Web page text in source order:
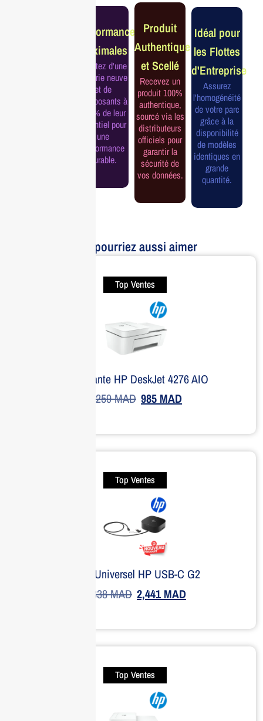
Performance
Maximales
Profitez d'une
batterie neuve
et de
composants à
100% de leur
potentiel pour
une
performance
durable.
Produit
Authentique
et Scellé
Recevez un
produit 100%
authentique,
sourcé via les
distributeurs
officiels pour
garantir la
sécurité de
vos données.
Idéal pour
les Flottes
d'Entreprise
Assurez
l'homogénéité
de votre parc
grâce à la
disponibilité
de modèles
identiques en
grande
quantité.
Vous pourriez aussi aimer
Top Ventes
Imprimante HP DeskJet 4276 AIO
1,259MAD 985 MAD
Top Ventes
Dock Universel HP USB-C G2
3,338MAD 2,441MAD
Top Ventes